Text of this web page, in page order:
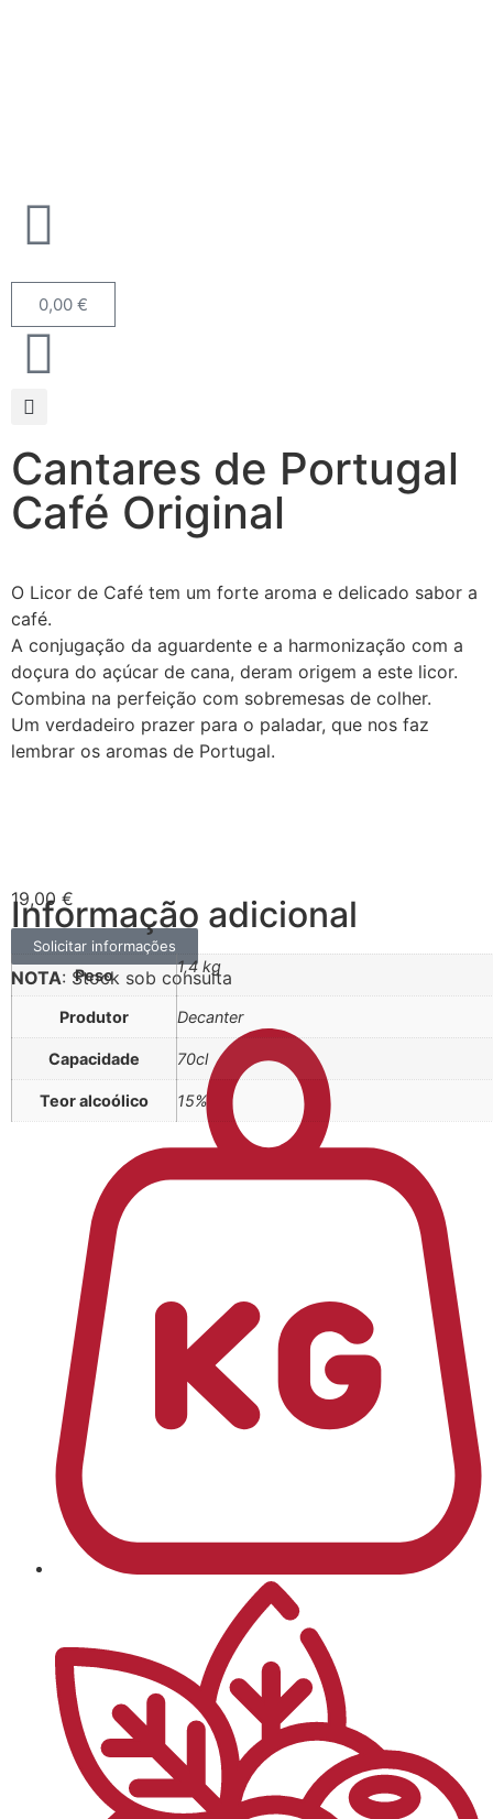
0,00 €
Cantares de Portugal
Café Original
O Licor de Café tem um forte aroma e delicado sabor a
café.
A conjugação da aguardente e a harmonização com a
doçura do açúcar de cana, deram origem a este licor.
Combina na perfeição com sobremesas de colher.
Um verdadeiro prazer para o paladar, que nos faz
lembrar os aromas de Portugal.
19,00 €
Solicitar informações
NOTA: Stock sob consulta
Informação adicional
Peso 1,4 kg
Produtor Decanter
Capacidade 70cl
Teor alcoólico 15%